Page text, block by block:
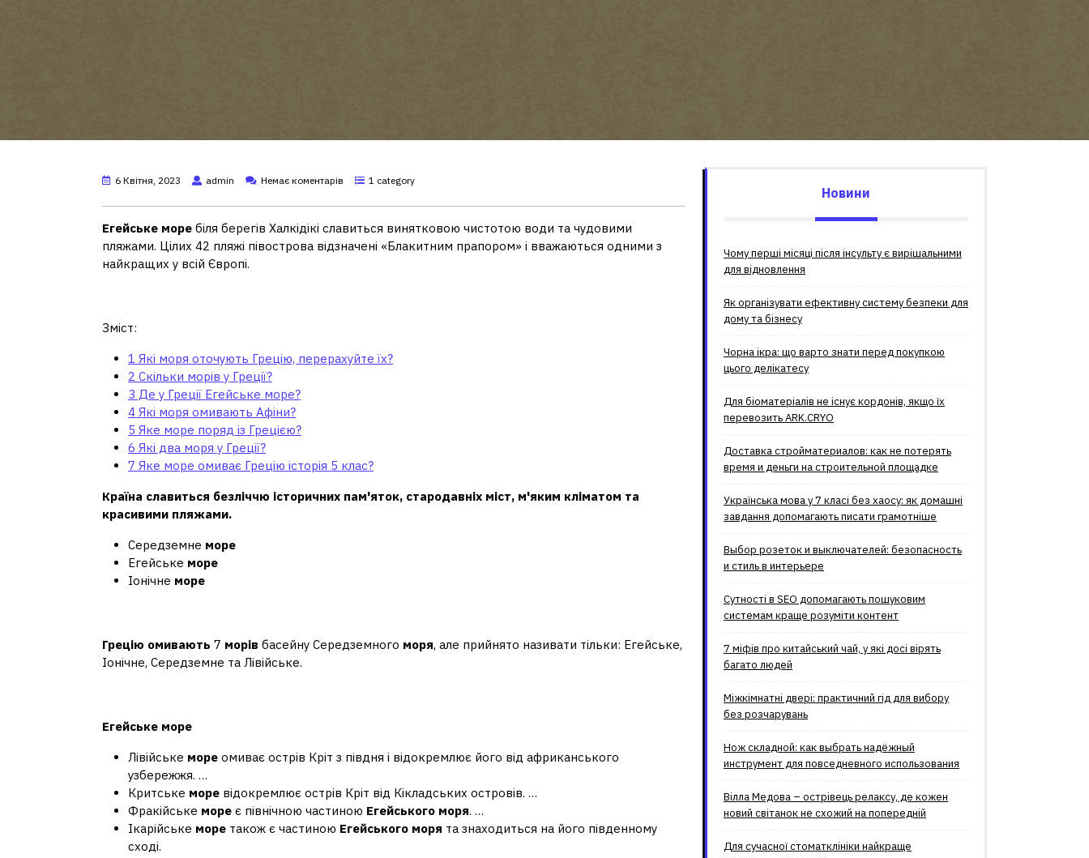
6 Квітня, 2023 admin Немає коментарів 1 category
Егейське море біля берегів Халкідікі славиться винятковою чистотою води та чудовими
пляжами. Цілих 42 пляжі півострова відзначені «Блакитним прапором» і вважаються одними з
найкращих у всій Європі.
Зміст:
1 Які моря оточують Грецію, перерахуйте їх?
2 Скільки морів у Греції?
3 Де у Греції Егейське море?
4 Які моря омивають Афіни?
5 Яке море поряд із Грецією?
6 Які два моря у Греції?
7 Яке море омиває Грецію історія 5 клас?
Країна славиться безліччю історичних пам'яток, стародавніх міст, м'яким кліматом та
красивими пляжами.
Середземне море
Егейське море
Іонічне море
Грецію омивають 7 морів басейну Середземного моря, але прийнято називати тільки: Егейське,
Іонічне, Середземне та Лівійське.
Егейське море
Лівійське море омиває острів Кріт з півдня і відокремлює його від африканського
узбережжя. …
Критське море відокремлює острів Кріт від Кікладських островів. …
Фракійське море є північною частиною Егейського моря. …
Ікарійське море також є частиною Егейського моря та знаходиться на його південному
сході.
Новини
Чому перші місяці після інсульту є вирішальними
для відновлення
Як організувати ефективну систему безпеки для
дому та бізнесу
Чорна ікра: що варто знати перед покупкою
цього делікатесу
Для біоматеріалів не існує кордонів, якщо їх
перевозить ARK.CRYO
Доставка стройматериалов: как не потерять
время и деньги на строительной площадке
Українська мова у 7 класі без хаосу: як домашні
завдання допомагають писати грамотніше
Выбор розеток и выключателей: безопасность
и стиль в интерьере
Сутності в SEO допомагають пошуковим
системам краще розуміти контент
7 міфів про китайський чай, у які досі вірять
багато людей
Міжкімнатні двері: практичний гід для вибору
без розчарувань
Нож складной: как выбрать надёжный
инструмент для повседневного использования
Вілла Медова – острівець релаксу, де кожен
новий світанок не схожий на попередній
Для сучасної стоматклініки найкраще